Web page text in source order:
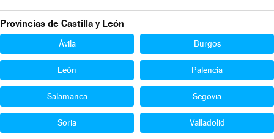
Provincias de Castilla y León
Ávila Burgos
León Palencia
Salamanca Segovia
Soria Valladolid